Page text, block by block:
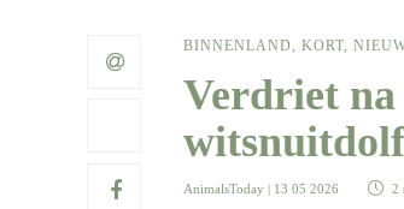
BINNENLAND, KORT,
Verdriet na
AnimalsToday | 13 05 2026 2